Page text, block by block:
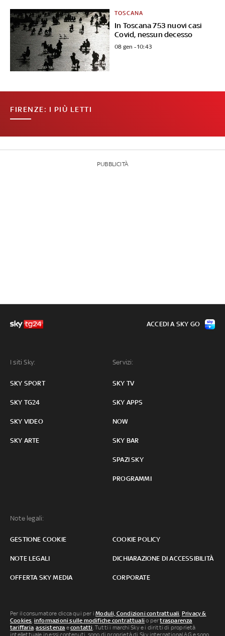
In Toscana 753 nuovi casi
Covid, nessun decesso
TOSCANA
08 gen - 10:43
FIRENZE: I PIÙ LETTI
PUBBLICITÀ
I siti Sky:
SKY SPORT
SKY TG24
SKY VIDEO
SKY ARTE
Servizi:
SKY TV
SKY APPS
NOW
SKY BAR
SPAZI SKY
PROGRAMMI
Note legali:
GESTIONE COOKIE COOKIE POLICY
NOTE LEGALI DICHIARAZIONE DI ACCESSIBILITÀ
OFFERTA SKY MEDIA CORPORATE
ACCEDI A SKY GO
Per il consumatore clicca qui per iModuli, Condizioni contrattuali, Privacy &
Cookies, informazioni sulle modifiche contrattuali o pertrasparenza
tariffaria,assistenza econtatti. Tutti i marchi Sky e i diritti di proprietà